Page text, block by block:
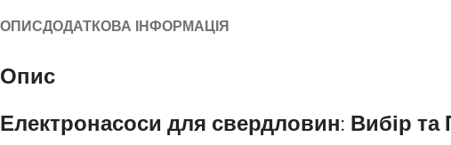
ОПИСДОДАТКОВА ІНФОРМАЦІЯ
Опис
Електронасоси для свердловин: Вибір та